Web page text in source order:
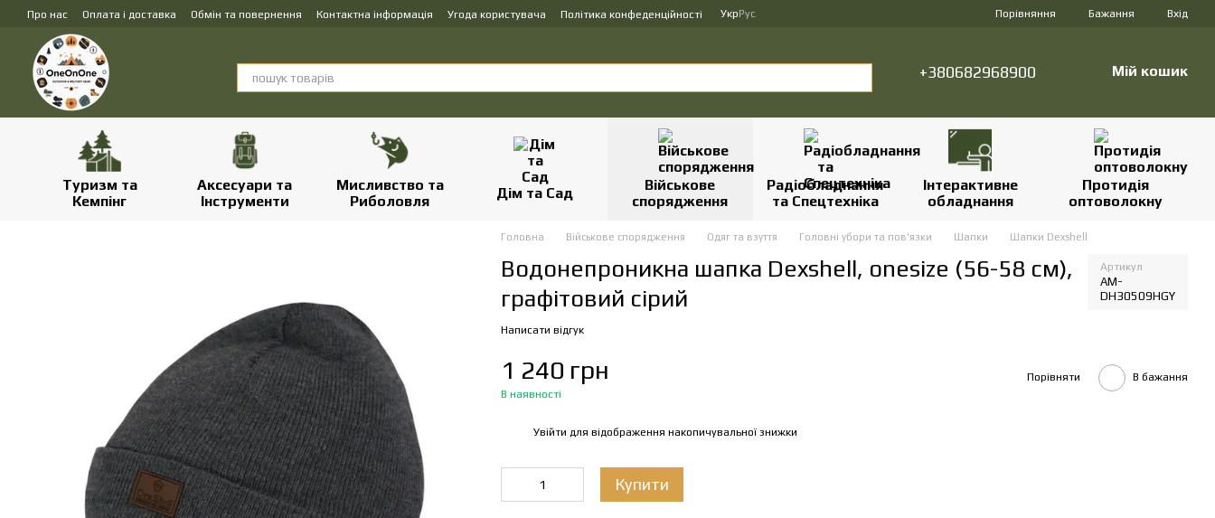
Перейти до основного контенту
Про нас Оплата і доставка Обмін та повернення Контактна інформація Угода користувача Політика конфеденційності УкрРус Порівняння Бажання Вхід
+380682968900 Мій кошик
Туризм та
Кемпінг
Аксесуари та
Інструменти
Мисливство та
Риболовля
Дім та Сад
Військове
спорядження
Радіобладнання
та Спецтехніка
Інтерактивне
обладнання
Протидія
оптоволокну
Головна Військове спорядження Одяг та взуття Головні убори та пов'язки Шапки Шапки Dexshell
Водонепроникна шапка Dexshell, onesize (56-58 см),
графітовий сірий
Артикул
AM-
DH30509HGY
Написати відгук
1 240 грн
В наявності
Порівняти В бажання
Увійти для відображення накопичувальної знижки
Купити